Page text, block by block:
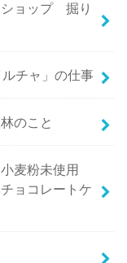
ショップ 掘り
チャ」の仕事
のこと
麦粉未使用
ョコレートケ